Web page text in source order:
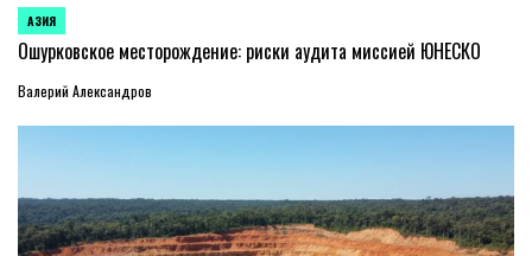
ОПУБЛИКОВАНО
В
АЗИЯ
Ошурковское месторождение: риски аудита миссией ЮНЕСКО
Валерий Александров